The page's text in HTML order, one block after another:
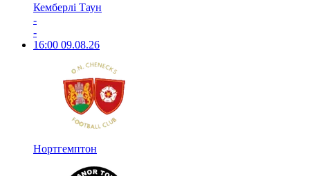
Кемберлі Таун
-
-
16:00 09.08.26
Нортгемптон